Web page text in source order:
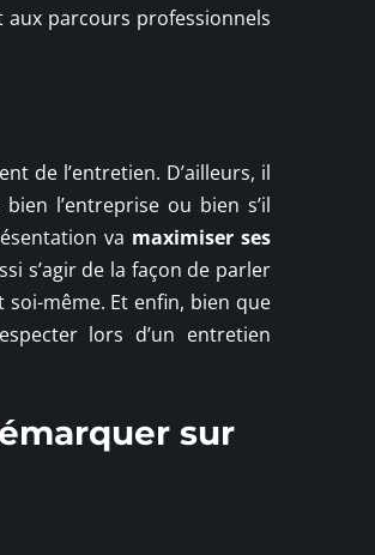
parcours professionnels
de l’entretien. D’ailleurs, il
l’entreprise ou bien s’il
va maximiser ses
s’agir de la façon de parler
même. Et enfin, bien que
lors d’un entretien
sur